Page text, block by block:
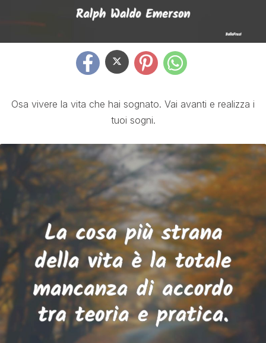
Osa vivere la vita che hai sognato. Vai avanti e realizza i
tuoi sogni.